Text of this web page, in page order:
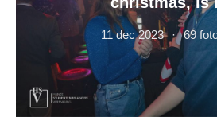
11 dec 2023 69